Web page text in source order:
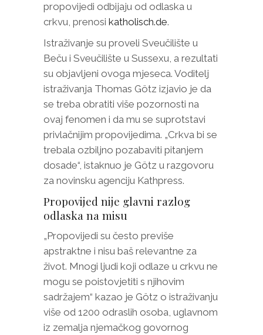
propovijedi odbijaju od odlaska u
crkvu, prenosi katholisch.de.
Istraživanje su proveli Sveučilište u
Beču i Sveučilište u Sussexu, a rezultati
su objavljeni ovoga mjeseca. Voditelj
istraživanja Thomas Götz izjavio je da
se treba obratiti više pozornosti na
ovaj fenomen i da mu se suprotstavi
privlačnijim propovijedima. „Crkva bi se
trebala ozbiljno pozabaviti pitanjem
dosade“, istaknuo je Götz u razgovoru
za novinsku agenciju Kathpress.
Propovijed nije glavni razlog
odlaska na misu
„Propovijedi su često previše
apstraktne i nisu baš relevantne za
život. Mnogi ljudi koji odlaze u crkvu ne
mogu se poistovjetiti s njihovim
sadržajem“ kazao je Götz o istraživanju
više od 1200 odraslih osoba, uglavnom
iz zemalja njemačkog govornog